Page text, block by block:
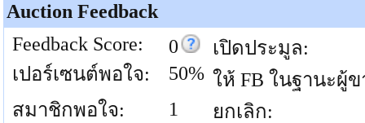
Auction Feedback
Feedback Score:
0
เปอร์เซนต์พอใจ:
50%
สมาชิกพอใจ:
1
เปิดประมูล:
ให้ FB ในฐานะผู้ข
ยกเลิก: